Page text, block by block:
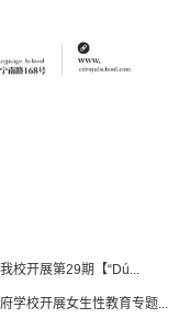
校开展第29期【“Dú...
学校开展女生性教育专题...